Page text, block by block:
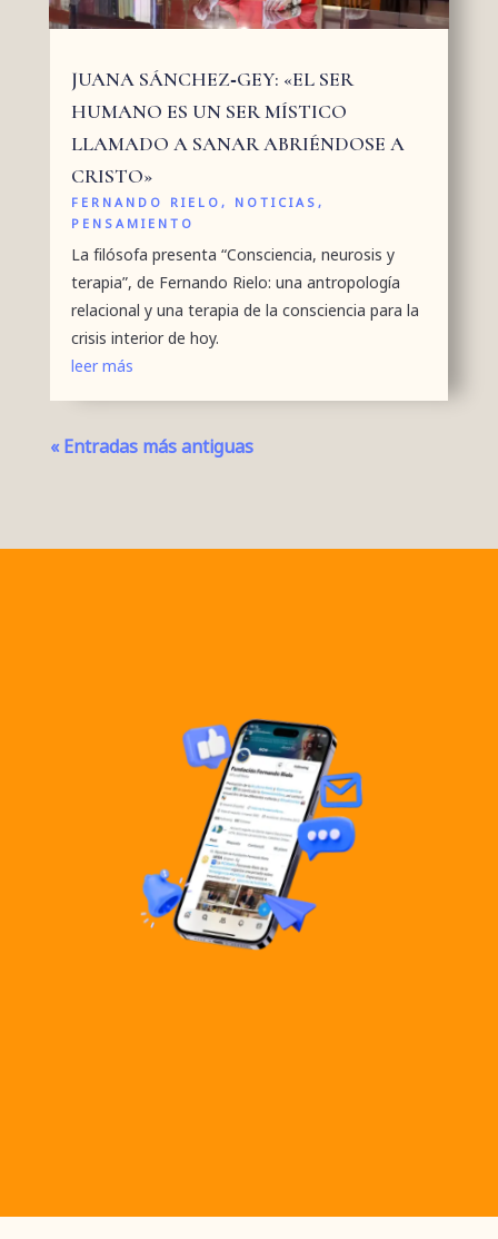
JUANA SÁNCHEZ‑GEY: «EL SER
HUMANO ES UN SER MÍSTICO
LLAMADO A SANAR ABRIÉNDOSE A
CRISTO»
FERNANDO RIELO, NOTICIAS,
PENSAMIENTO
La filósofa presenta “Consciencia, neurosis y
terapia”, de Fernando Rielo: una antropología
relacional y una terapia de la consciencia para la
crisis interior de hoy.
leer más
« Entradas más antiguas